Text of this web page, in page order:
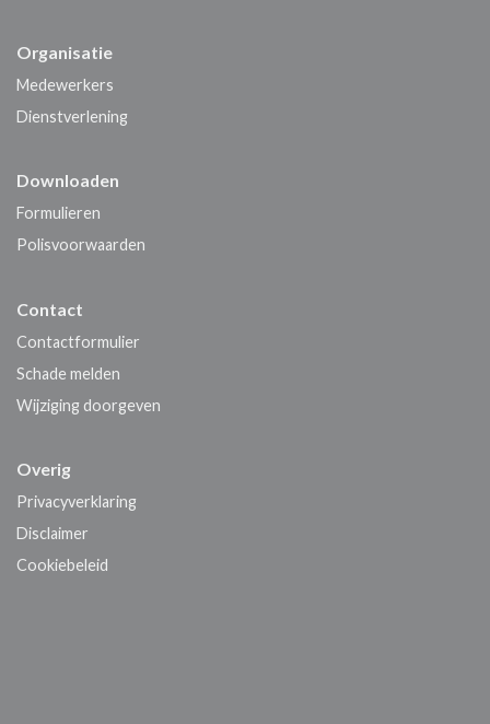
Organisatie
Medewerkers
Dienstverlening
Downloaden
Formulieren
Polisvoorwaarden
Contact
Contactformulier
Schade melden
Wijziging doorgeven
Overig
Privacyverklaring
Disclaimer
Cookiebeleid